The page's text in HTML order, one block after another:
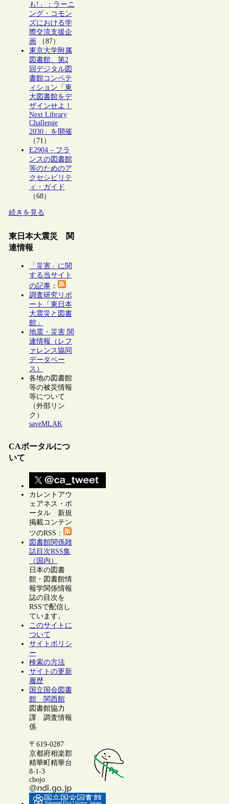
も!」：ラーニ
ング・コモン
ズにおける学
際交流支援企
画 （87）
東京大学附属
図書館、第2
回デジタル図
書館コンペテ
ィション「東
大図書館をデ
ザインせよ！
Next Library
Challenge
2030」を開催
（71）
E2904 – フラ
ンスの図書館
等のためのア
クセシビリテ
ィ・ガイド
（68）
続きを見る
東日本大震災 関
連情報
「災害」に関
する当サイト
の記事：
調査研究リポ
ート「東日本
大震災と図書
館」
地震・災害 関
連情報（レフ
ァレンス協同
データベー
ス）
各地の図書館
等の被災情報
等について
（外部リン
ク）
saveMLAK
CAポータルにつ
いて
カレントアウ
ェアネス・ポ
ータル 新規
掲載コンテン
ツのRSS：
図書館関係雑
誌目次RSS集
（国内）
日本の図書
館・図書館情
報学関係情報
誌の目次を
RSSで配信し
ています。
このサイトに
ついて
サイトポリシ
ー
検索の方法
サイトの更新
履歴
国立国会図書
館 関西館
図書館協力
課 調査情報
係
〒619-0287
京都府相楽郡
精華町精華台
8-1-3
chojo